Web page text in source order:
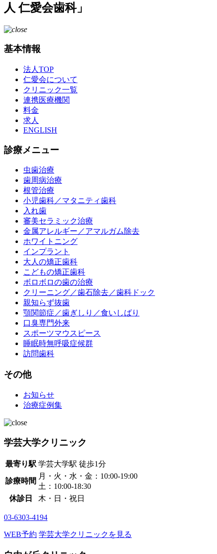
人 仁愛会歯科」
基本情報
法人TOP
仁愛会について
クリニック一覧
連携医療機関
料金
求人
ENGLISH
診療メニュー
虫歯治療
歯周病治療
根管治療
小児歯科／マタニティ歯科
入れ歯
審美セラミック治療
金属アレルギー／アマルガム除去
ホワイトニング
インプラント
大人の矯正歯科
こどもの矯正歯科
ボロボロの歯の治療
クリーニング／歯石除去／歯科ドック
親知らず抜歯
顎関節症／歯ぎしり／食いしばり
口臭専門外来
スポーツマウスピース
睡眠時無呼吸症候群
訪問歯科
その他
お知らせ
治療症例集
学芸大学クリニック
最寄り駅 学芸大学駅 徒歩1分
診療時間
月・火・水・金：10:00-19:00
土：10:00-18:30
休診日
木・日・祝日
03-6303-4194
WEB予約 学芸大学クリニックを見る